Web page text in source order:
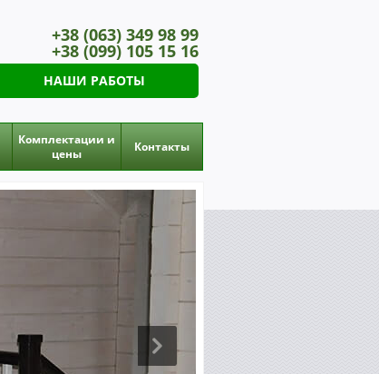
+38 (063) 349 98 99
+38 (099) 105 15 16
НАШИ РАБОТЫ
Комплектации и
цены
Контакты